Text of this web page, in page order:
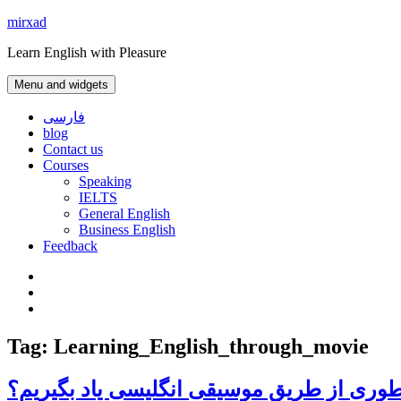
Skip
content
mirxad
Learn English with Pleasure
Menu and widgets
فارسی
blog
Contact us
Courses
Speaking
IELTS
General English
Business English
Feedback
Tag: Learning_English_through_movie
از طریق موسیقی انگلیسی یاد بگیریم؟